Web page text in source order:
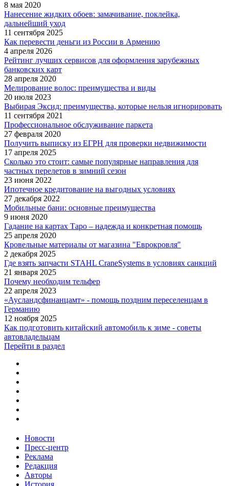
8 мая 2020
Нанесение жидких обоев: замачивание, поклейка,
дальнейший уход
11 сентября 2025
Как перевести деньги из России в Армению
4 апреля 2026
Рейтинг лучших сервисов для оформления зарубежных
банковских карт
28 апреля 2020
Мелирование волос: преимущества и виды
20 июля 2023
Выбирая Эксид: преимущества, которые нельзя игнорировать
11 сентября 2021
Профессиональное обслуживание паркета
27 февраля 2020
Получить выписку из ЕГРН для проверки недвижимости
17 апреля 2025
Сколько это стоит: самые популярные направления для
частных перелетов в зимний сезон
23 июня 2022
Ипотечное кредитование на выгодных условиях
27 декабря 2022
Мобильные бани: основные преимущества
9 июня 2020
Гадание на картах Таро – надежда и конкретная помощь
25 апреля 2020
Кровельные материалы от магазина "Еврокровля"
2 декабря 2025
Где взять запчасти STAHL CraneSystems в условиях санкций
21 января 2025
Почему необходим тельфер
22 апреля 2023
«Аусландсфинанцамт» - помощь поздним переселенцам в
Германию
12 ноября 2025
Как подготовить китайский автомобиль к зиме - советы
автовладельцам
Перейти в раздел
Новости
Пресс-центр
Реклама
Редакция
Авторы